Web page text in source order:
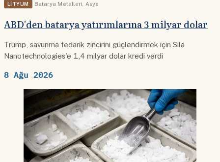
LITYUM Batarya Metalleri Asya
ABD'den batarya yatırımlarına 3 milyar dolar
Trump, savunma tedarik zincirini güçlendirmek için Sila
Nanotechnologies'e 1,4 milyar dolar kredi verdi
8 Ağu 2026